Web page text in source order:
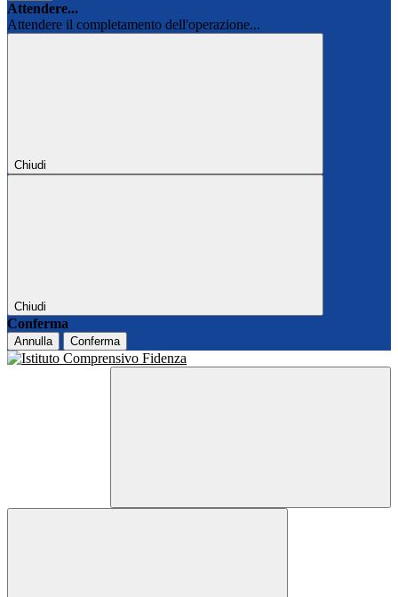
Attendere...
Attendere il completamento dell'operazione...
Chiudi
Chiudi
Conferma
Annulla Conferma